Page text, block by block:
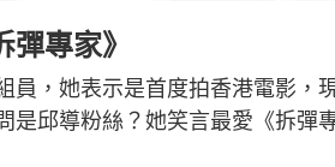
專家》
員，她表示是首度拍香港電影，
是邱導粉絲？她笑言最愛《拆彈